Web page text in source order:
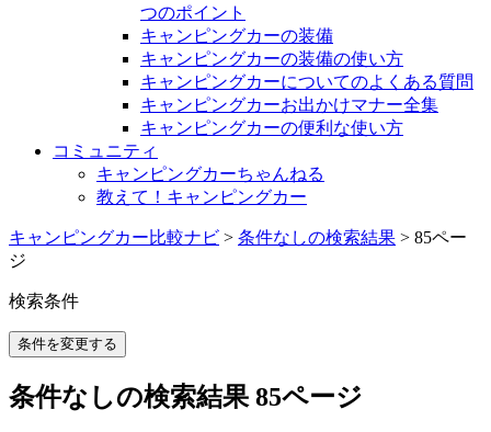
つのポイント
キャンピングカーの装備
キャンピングカーの装備の使い方
キャンピングカーについてのよくある質問
キャンピングカーお出かけマナー全集
キャンピングカーの便利な使い方
コミュニティ
キャンピングカーちゃんねる
教えて！キャンピングカー
キャンピングカー比較ナビ > 条件なしの検索結果 > 85ペー
ジ
検索条件
条件を変更する
条件なしの検索結果 85ページ